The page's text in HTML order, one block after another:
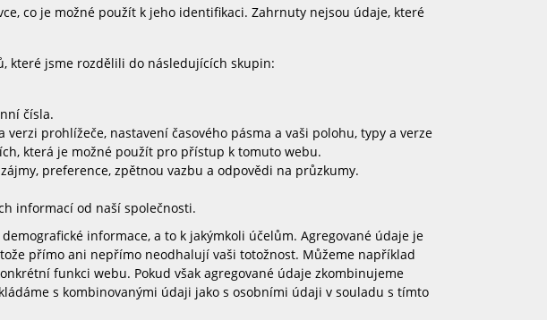
co je možné použít k jeho identifikaci. Zahrnuty nejsou údaje, které
které jsme rozdělili do následujících skupin:
čísla.
prohlížeče, nastavení časového pásma a vaši polohu, typy a verze
která je možné použít pro přístup k tomuto webu.
preference, zpětnou vazbu a odpovědi na průzkumy.
informací od naší společnosti.
informace, a to k jakýmkoli účelům. Agregované údaje je
přímo ani nepřímo neodhalují vaši totožnost. Můžeme například
funkci webu. Pokud však agregované údaje zkombinujeme
s kombinovanými údaji jako s osobními údaji v souladu s tímto